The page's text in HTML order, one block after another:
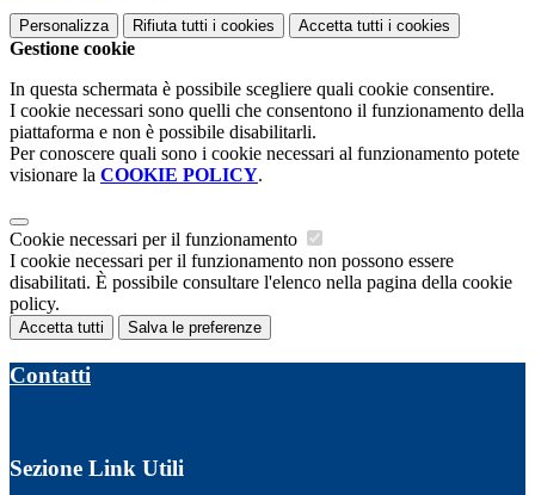
Personalizza Rifiuta tutti i cookies Accetta tutti i cookies
Gestione cookie
In questa schermata è possibile scegliere quali cookie consentire.
I cookie necessari sono quelli che consentono il funzionamento della
piattaforma e non è possibile disabilitarli.
Per conoscere quali sono i cookie necessari al funzionamento potete
visionare la COOKIE POLICY.
Cookie necessari per il funzionamento
I cookie necessari per il funzionamento non possono essere
disabilitati. È possibile consultare l'elenco nella pagina della cookie
policy.
Accetta tutti Salva le preferenze
Contatti
Sezione Link Utili